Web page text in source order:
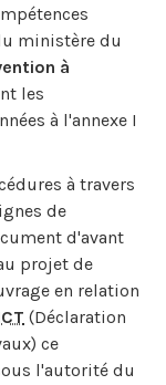
ministère du
à
les
à l'annexe I
à travers
de
d'avant
projet de
en relation
(Déclaration
ce
l'autorité du